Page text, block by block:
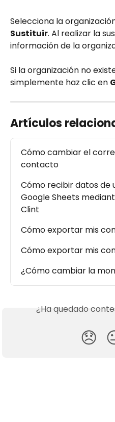
Selecciona la
Sustituir. Al realizar la
información de la
Si la organización no
simplemente haz clic en
Artículos
Cómo cambiar el
contacto
Cómo recibir datos de
Google Sheets
Clint
Cómo exportar mis
Cómo exportar mis
¿Cómo cambiar la
¿Ha quedado
😞